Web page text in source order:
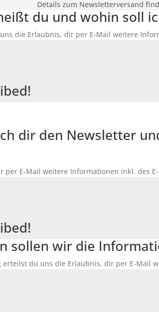
Details zum Newsletterversand
du und wohin soll
die Erlaubnis, dir per E-Mail weitere
dir den Newsletter
per E-Mail weitere Informationen inkl. des
sollen wir die
erteilst du uns die Erlaubnis, dir per E-Mail